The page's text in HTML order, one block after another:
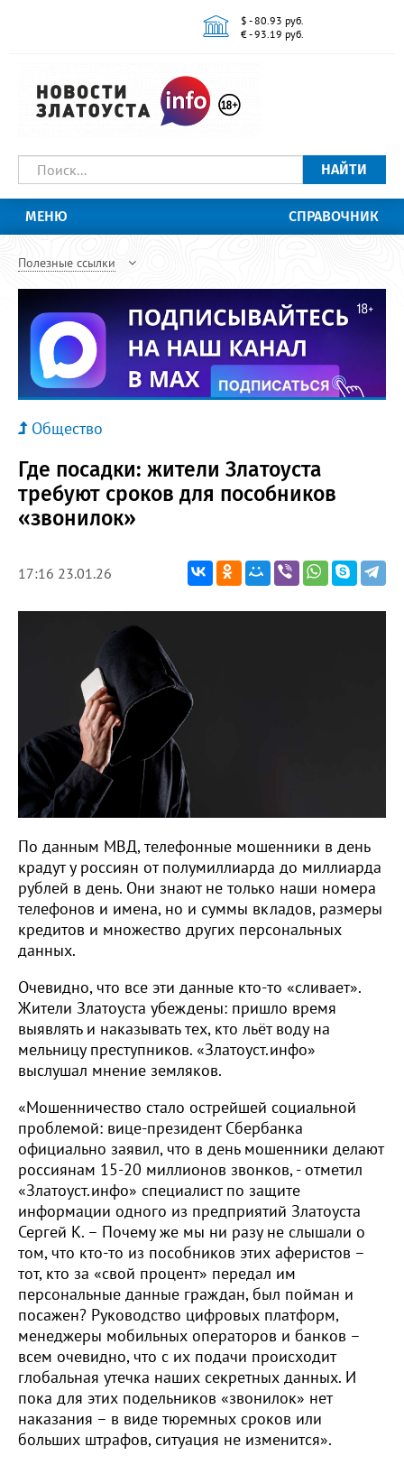
$ - 80.93 руб.
€ - 93.19 руб.
НАЙТИ
МЕНЮ СПРАВОЧНИК
Полезные ссылки
Общество
Где посадки: жители Златоуста
требуют сроков для пособников
«звонилок»
17:16 23.01.26
По данным МВД, телефонные мошенники в день
крадут у россиян от полумиллиарда до миллиарда
рублей в день. Они знают не только наши номера
телефонов и имена, но и суммы вкладов, размеры
кредитов и множество других персональных
данных.
Очевидно, что все эти данные кто-то «сливает».
Жители Златоуста убеждены: пришло время
выявлять и наказывать тех, кто льёт воду на
мельницу преступников. «Златоуст.инфо»
выслушал мнение земляков.
«Мошенничество стало острейшей социальной
проблемой: вице-президент Сбербанка
официально заявил, что в день мошенники делают
россиянам 15-20 миллионов звонков, - отметил
«Златоуст.инфо» специалист по защите
информации одного из предприятий Златоуста
Сергей К. – Почему же мы ни разу не слышали о
том, что кто-то из пособников этих аферистов –
тот, кто за «свой процент» передал им
персональные данные граждан, был пойман и
посажен? Руководство цифровых платформ,
менеджеры мобильных операторов и банков –
всем очевидно, что с их подачи происходит
глобальная утечка наших секретных данных. И
пока для этих подельников «звонилок» нет
наказания – в виде тюремных сроков или
больших штрафов, ситуация не изменится».